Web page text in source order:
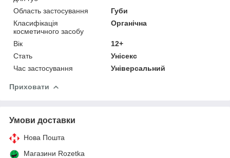
Область застосування
Губи
Класифікація
косметичного засобу
Органічна
Вік
12+
Стать
Унісекс
Час застосування
Універсальний
Приховати
Умови доставки
Нова Пошта
Магазини Rozetka